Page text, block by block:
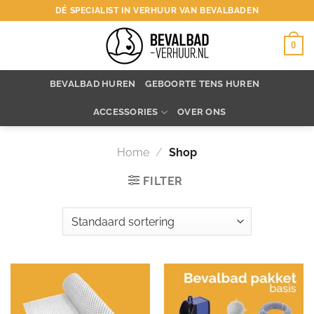
naar
DÉ SPECIALIST IN VERHUUR VAN BEVALBADEN
0
BEVALBAD HUREN GEBOORTE TENS HUREN
ACCESSORIES OVER ONS
Home / Shop
FILTER